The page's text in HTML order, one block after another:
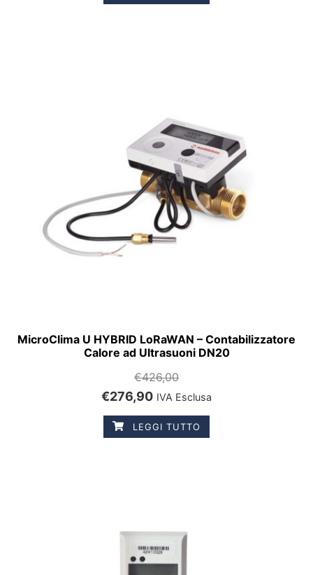
MicroClima U HYBRID LoRaWAN – Contabilizzatore
Calore ad Ultrasuoni DN20
€426,00
€276,90 IVA Esclusa
LEGGI TUTTO